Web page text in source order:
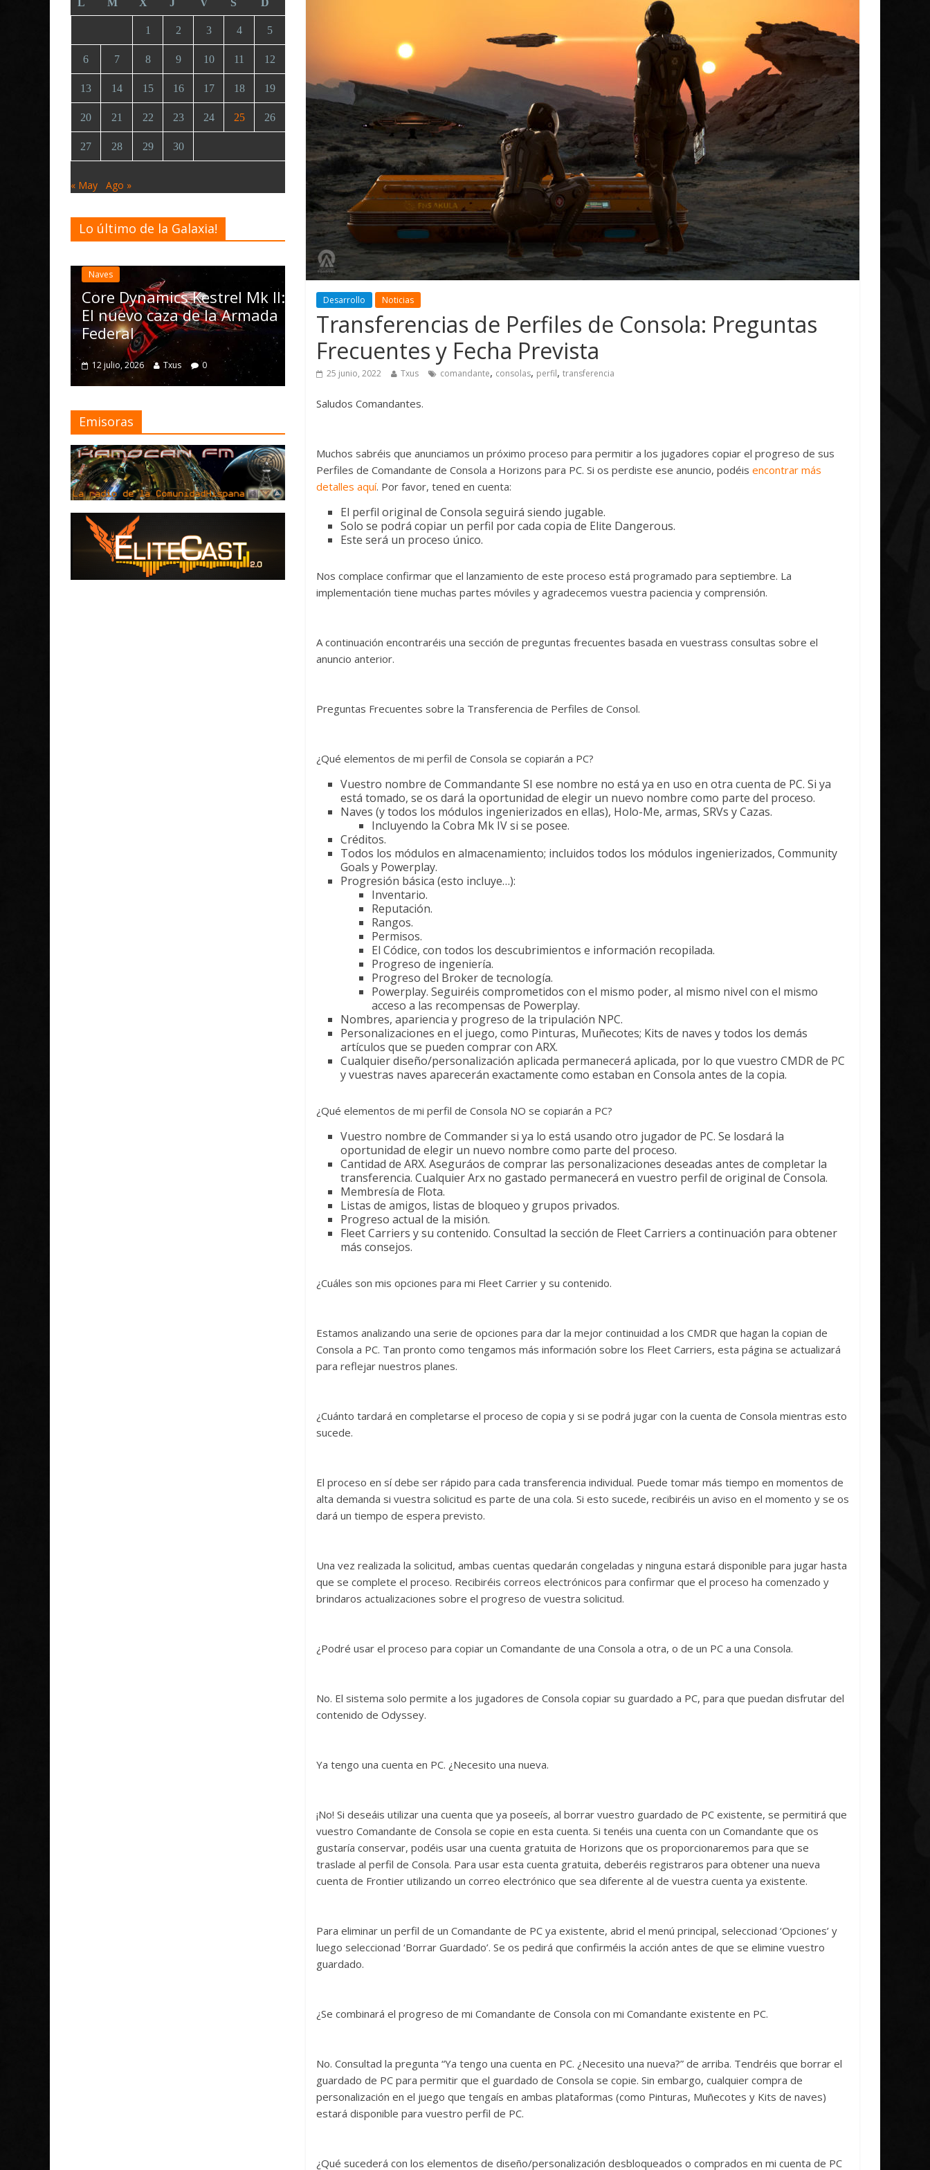
Desarrollo Noticias
Transferencias de Perfiles de Consola: Preguntas
Frecuentes y Fecha Prevista
25 junio, 2022 Txus comandante, consolas, perfil, transferencia
Saludos Comandantes.
Muchos sabréis que anunciamos un próximo proceso para permitir a los jugadores copiar el progreso de sus
Perfiles de Comandante de Consola a Horizons para PC. Si os perdiste ese anuncio, podéis encontrar más
detalles aquí. Por favor, tened en cuenta:
El perfil original de Consola seguirá siendo jugable.
Solo se podrá copiar un perfil por cada copia de Elite Dangerous.
Este será un proceso único.
Nos complace confirmar que el lanzamiento de este proceso está programado para septiembre. La
implementación tiene muchas partes móviles y agradecemos vuestra paciencia y comprensión.
A continuación encontraréis una sección de preguntas frecuentes basada en vuestrass consultas sobre el
anuncio anterior.
Preguntas Frecuentes sobre la Transferencia de Perfiles de Consol.
¿Qué elementos de mi perfil de Consola se copiarán a PC?
Vuestro nombre de Commandante SI ese nombre no está ya en uso en otra cuenta de PC. Si ya
está tomado, se os dará la oportunidad de elegir un nuevo nombre como parte del proceso.
Naves (y todos los módulos ingenierizados en ellas), Holo-Me, armas, SRVs y Cazas.
Incluyendo la Cobra Mk IV si se posee.
Créditos.
Todos los módulos en almacenamiento; incluidos todos los módulos ingenierizados, Community
Goals y Powerplay.
Progresión básica (esto incluye…):
Inventario.
Reputación.
Rangos.
Permisos.
El Códice, con todos los descubrimientos e información recopilada.
Progreso de ingeniería.
Progreso del Broker de tecnología.
Powerplay. Seguiréis comprometidos con el mismo poder, al mismo nivel con el mismo
acceso a las recompensas de Powerplay.
Nombres, apariencia y progreso de la tripulación NPC.
Personalizaciones en el juego, como Pinturas, Muñecotes; Kits de naves y todos los demás
artículos que se pueden comprar con ARX.
Cualquier diseño/personalización aplicada permanecerá aplicada, por lo que vuestro CMDR de PC
y vuestras naves aparecerán exactamente como estaban en Consola antes de la copia.
¿Qué elementos de mi perfil de Consola NO se copiarán a PC?
Vuestro nombre de Commander si ya lo está usando otro jugador de PC. Se losdará la
oportunidad de elegir un nuevo nombre como parte del proceso.
Cantidad de ARX. Aseguráos de comprar las personalizaciones deseadas antes de completar la
transferencia. Cualquier Arx no gastado permanecerá en vuestro perfil de original de Consola.
Membresía de Flota.
Listas de amigos, listas de bloqueo y grupos privados.
Progreso actual de la misión.
Fleet Carriers y su contenido. Consultad la sección de Fleet Carriers a continuación para obtener
más consejos.
¿Cuáles son mis opciones para mi Fleet Carrier y su contenido.
Estamos analizando una serie de opciones para dar la mejor continuidad a los CMDR que hagan la copian de
Consola a PC. Tan pronto como tengamos más información sobre los Fleet Carriers, esta página se actualizará
para reflejar nuestros planes.
¿Cuánto tardará en completarse el proceso de copia y si se podrá jugar con la cuenta de Consola mientras esto
sucede.
El proceso en sí debe ser rápido para cada transferencia individual. Puede tomar más tiempo en momentos de
alta demanda si vuestra solicitud es parte de una cola. Si esto sucede, recibiréis un aviso en el momento y se os
dará un tiempo de espera previsto.
Una vez realizada la solicitud, ambas cuentas quedarán congeladas y ninguna estará disponible para jugar hasta
que se complete el proceso. Recibiréis correos electrónicos para confirmar que el proceso ha comenzado y
brindaros actualizaciones sobre el progreso de vuestra solicitud.
¿Podré usar el proceso para copiar un Comandante de una Consola a otra, o de un PC a una Consola.
No. El sistema solo permite a los jugadores de Consola copiar su guardado a PC, para que puedan disfrutar del
contenido de Odyssey.
Ya tengo una cuenta en PC. ¿Necesito una nueva.
¡No! Si deseáis utilizar una cuenta que ya poseeís, al borrar vuestro guardado de PC existente, se permitirá que
vuestro Comandante de Consola se copie en esta cuenta. Si tenéis una cuenta con un Comandante que os
gustaría conservar, podéis usar una cuenta gratuita de Horizons que os proporcionaremos para que se
traslade al perfil de Consola. Para usar esta cuenta gratuita, deberéis registraros para obtener una nueva
cuenta de Frontier utilizando un correo electrónico que sea diferente al de vuestra cuenta ya existente.
Para eliminar un perfil de un Comandante de PC ya existente, abrid el menú principal, seleccionad ‘Opciones’ y
luego seleccionad ‘Borrar Guardado’. Se os pedirá que confirméis la acción antes de que se elimine vuestro
guardado.
¿Se combinará el progreso de mi Comandante de Consola con mi Comandante existente en PC.
No. Consultad la pregunta “Ya tengo una cuenta en PC. ¿Necesito una nueva?” de arriba. Tendréis que borrar el
guardado de PC para permitir que el guardado de Consola se copie. Sin embargo, cualquier compra de
personalización en el juego que tengaís en ambas plataformas (como Pinturas, Muñecotes y Kits de naves)
estará disponible para vuestro perfil de PC.
¿Qué sucederá con los elementos de diseño/personalización desbloqueados o comprados en mi cuenta de PC
L M X J V S D
1 2 3 4 5
6 7 8 9 10 11 12
13 14 15 16 17 18 19
20 21 22 23 24 25 26
27 28 29 30
« May Ago »
Lo último de la Galaxia!
Mk II:
actualización 4.4.0: llegan
las Operations, el vehículo
Nomad y numerosas
mejoras
4 julio, 2026 Txus
Desarrollo Noticias
Diario de Desarrollo de
Mayo de 2026
0
Galnet ESP
Initiative Concludes
14 abril, 2026
Galnet ESP Noticias
Concluye la iniciativa de
Emisoras